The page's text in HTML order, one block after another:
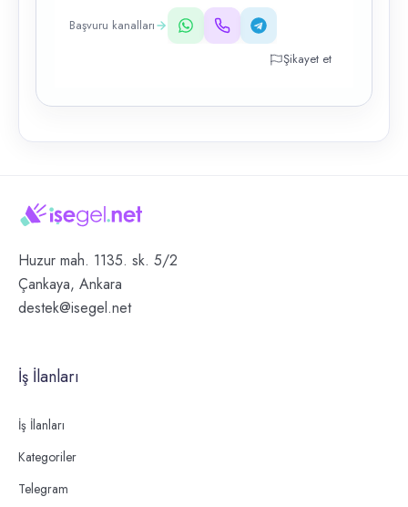
Başvuru kanalları
Şikayet et
Huzur mah. 1135. sk. 5/2
Çankaya, Ankara
destek@isegel.net
İş İlanları
İş İlanları
Kategoriler
Telegram